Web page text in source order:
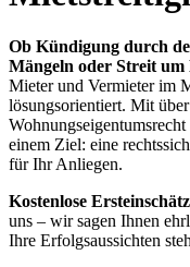
Ob Kündigung durch
Mängeln oder Streit um
Mieter und Vermieter im
lösungsorientiert. Mit
einem Ziel: eine
für Ihr Anliegen.
Kostenlose
uns – wir sagen Ihnen
Ihre Erfolgsaussichten